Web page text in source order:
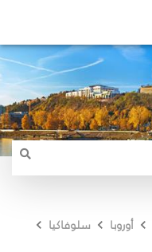
أوروبا
سلوفاكيا